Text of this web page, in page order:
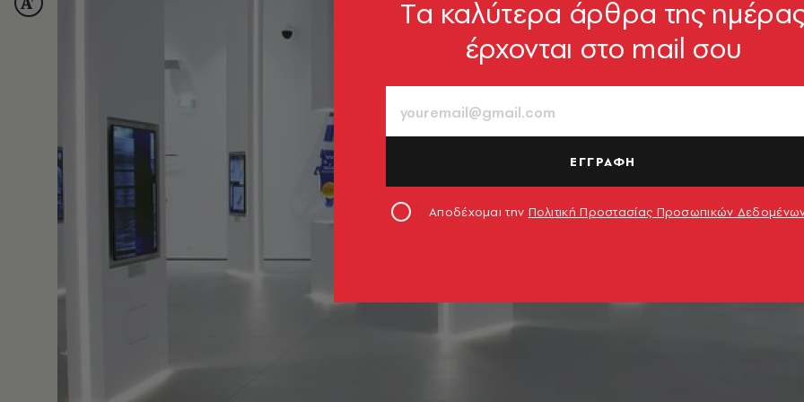
Tα καλύτερα άρθρα της
έρχονται στο mail σου
ΕΓΓΡΑΦΗ
Αποδέχομαι την Πολιτική Προστασίας Προσωπικών